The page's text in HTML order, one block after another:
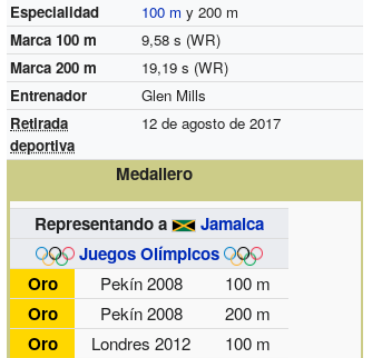
Especialidad
100 m y 200 m
Marca 100 m
9,58 s (WR)
Marca 200 m
19,19 s (WR)
Entrenador
Glen Mills
Retirada
deportiva
12 de agosto de 2017
Medallero
Representando a
Jamaica
Juegos Olímpicos
Oro
Pekín 2008 100 m
Oro Pekín 2008 200 m
Oro Londres 2012 100 m